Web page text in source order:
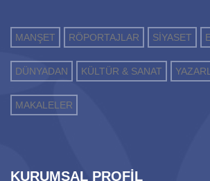
MANŞET RÖPORTAJLAR SİYASET
DÜNYADAN KÜLTÜR & SANAT
MAKALELER
KURUMSAL PROFİL